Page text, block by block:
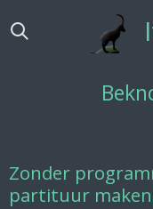
direct
Zonder
partituur